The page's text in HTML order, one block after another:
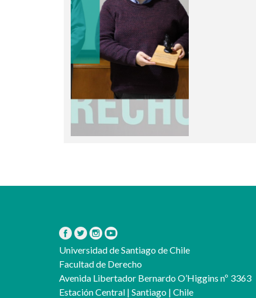
Universidad de Santiago de Chile
Facultad de Derecho
Avenida Libertador Bernardo O’Higgins nº 3363
Estación Central | Santiago | Chile